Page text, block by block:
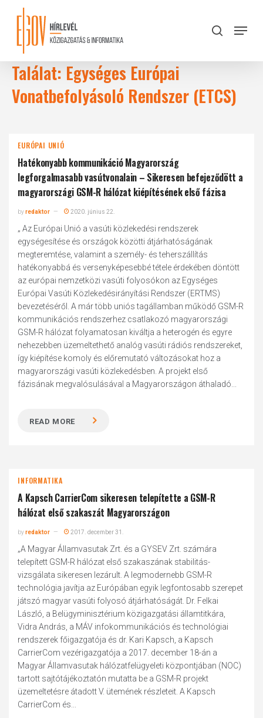
content
search
Menu
Találat: Egységes Európai
Vonatbefolyásoló Rendszer (ETCS)
EURÓPAI UNIÓ
Hatékonyabb kommunikáció Magyarország
legforgalmasabb vasútvonalain – Sikeresen befejeződött a
magyarországi GSM-R hálózat kiépítésének első fázisa
byredaktor 2020. június 22.
„ Az Európai Unió a vasúti közlekedési rendszerek
egységesítése és országok közötti átjárhatóságának
megteremtése, valamint a személy- és teherszállítás
hatékonyabbá és versenyképesebbé tétele érdekében döntött
az európai nemzetközi vasúti folyosókon az Egységes
Európai Vasúti Közlekedésirányítási Rendszer (ERTMS)
bevezetéséről. A már több uniós tagállamban működő GSM-R
kommunikációs rendszerhez csatlakozó magyarországi
GSM-R hálózat folyamatosan kiváltja a heterogén és egyre
nehezebben üzemeltethető analóg vasúti rádiós rendszereket,
így kiépítése komoly és előremutató változásokat hoz a
magyarországi vasúti közlekedésben. A projekt első
fázisának megvalósulásával a Magyarországon áthaladó...
READ MORE
INFORMATIKA
A Kapsch CarrierCom sikeresen telepítette a GSM-R
hálózat első szakaszát Magyarországon
byredaktor 2017. december 31.
„A Magyar Államvasutak Zrt. és a GYSEV Zrt. számára
telepített GSM-R hálózat első szakaszának stabilitás-
vizsgálata sikeresen lezárult. A legmodernebb GSM-R
technológia javítja az Európában egyik legfontosabb szerepet
játszó magyar vasúti folyosó átjárhatóságát. Dr. Felkai
László, a Belügyminisztérium közigazgatási államtitkára,
Vidra András, a MÁV infokommunikációs és technológiai
rendszerek főigazgatója és dr. Kari Kapsch, a Kapsch
CarrierCom vezérigazgatója a 2017. december 18-án a
Magyar Államvasutak hálózatfelügyeleti központjában (NOC)
tartott sajtótájékoztatón mutatta be a GSM-R projekt
üzemeltetésre átadott V. ütemének részleteit. A Kapsch
CarrierCom és...
Close